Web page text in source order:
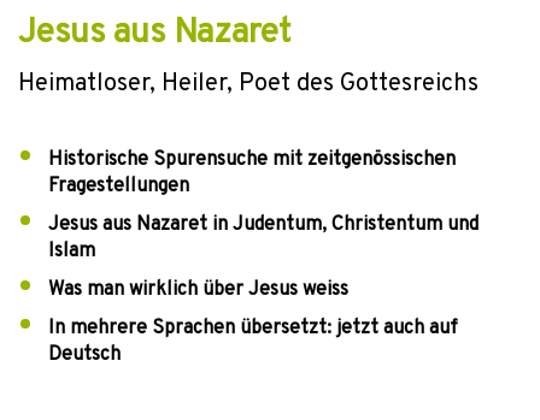
Jesus aus Nazaret
Heimatloser, Heiler, Poet des Gottesreichs
Historische Spurensuche mit zeitgenössischen
Fragestellungen
Jesus aus Nazaret in Judentum, Christentum und
Islam
Was man wirklich über Jesus weiss
In mehrere Sprachen übersetzt: jetzt auch auf
Deutsch